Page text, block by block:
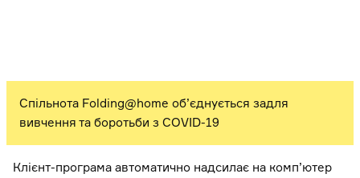
Спільнота Folding@home об’єднується задля
вивчення та боротьби з COVID-19
Клієнт-програма автоматично надсилає на комп’ютер